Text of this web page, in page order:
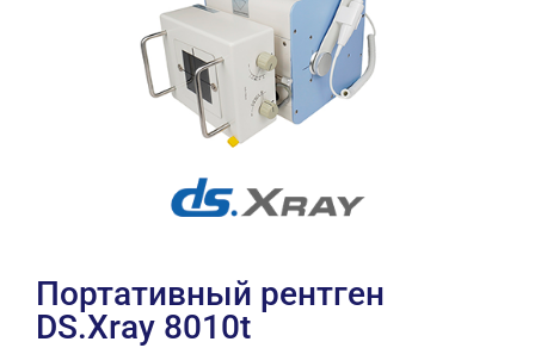
Портативный рентген
DS.Xray 8010t